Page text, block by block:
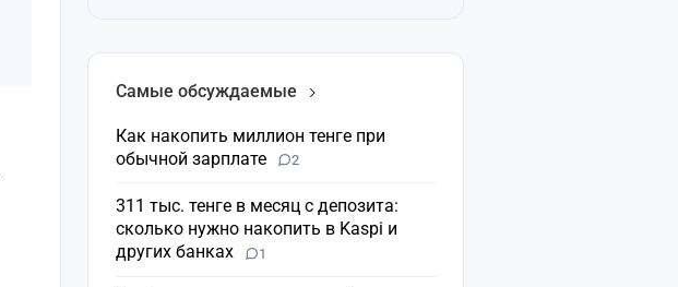
Самые обсуждаемые
Как накопить миллион тенге при
обычной зарплате
2
311 тыс. тенге в месяц с депозита:
сколько нужно накопить в Kaspi и
других банках
1